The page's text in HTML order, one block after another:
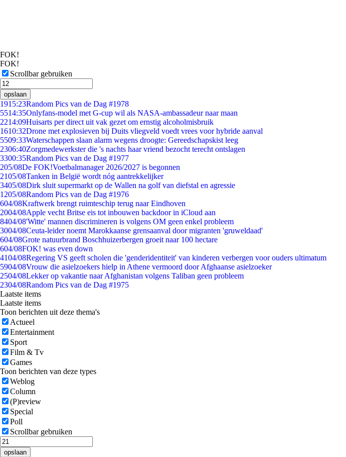
FOK!
FOK!
Scrollbar gebruiken
opslaan
1915:23Random Pics van de Dag #1978
5514:35Onlyfans-model met G-cup wil als NASA-ambassadeur naar maan
2214:09Huisarts per direct uit vak gezet om ernstig alcoholmisbruik
1610:32Drone met explosieven bij Duits vliegveld voedt vrees voor hybride aanval
5509:33Waterschappen slaan alarm wegens droogte: Gereedschapskist leeg
2306:40Zorgmedewerkster die 's nachts haar vriend bezocht terecht ontslagen
3300:35Random Pics van de Dag #1977
205/08De FOK!Voetbalmanager 2026/2027 is begonnen
2105/08Tanken in België wordt nóg aantrekkelijker
3405/08Dirk sluit supermarkt op de Wallen na golf van diefstal en agressie
1205/08Random Pics van de Dag #1976
604/08Kraftwerk brengt ruimteschip terug naar Eindhoven
2004/08Apple vecht Britse eis tot inbouwen backdoor in iCloud aan
8404/08'Witte' mannen discrimineren is volgens OM geen enkel probleem
3004/08Ceuta-leider noemt Marokkaanse grensaanval door migranten 'gruweldaad'
604/08Grote natuurbrand Boschhuizerbergen groeit naar 100 hectare
604/08FOK! was even down
4104/08Regering VS geeft scholen die 'genderidentiteit' van kinderen verbergen voor ouders ultimatum
5904/08Vrouw die asielzoekers hielp in Athene vermoord door Afghaanse asielzoeker
2504/08Lekker op vakantie naar Afghanistan volgens Taliban geen probleem
2304/08Random Pics van de Dag #1975
Laatste items
Laatste items
Toon berichten uit deze thema's
Actueel
Entertainment
Sport
Film & Tv
Games
Toon berichten van deze types
Weblog
Column
(P)review
Special
Poll
Scrollbar gebruiken
opslaan